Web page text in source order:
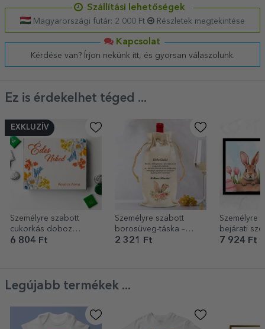
Szállítási lehetőségek
Magyarországi futár: 2 000 Ft Részletek megtekintése
Kapcsolat
Kérdése van? Írjon nekünk itt, és gyorsan válaszolunk.
Ez is érdekelhet téged ...
EXKLUZÍV
Személyre szabott
cukorkás doboz
szöveggel - Tavaszi
6 804 Ft
Személyre szabott
borosüveg-táska –
Húsvéti nyuszi
2 321 Ft
Személyre
bejárati
szöveggel
7 924 Ft
Legújabb termékek ...